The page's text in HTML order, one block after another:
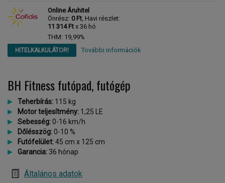
Online Áruhitel
Önrész: 0 Ft, Havi részlet:
11 314 Ft x 36 hó
THM: 19,99%
HITELKALKULÁTOR! További információk
BH Fitness futópad, futógép
Teherbírás: 115 kg
Motor teljesítmény: 1,25 LE
Sebesség:0-16 km/h
Dőlésszög:0-10 %
Futófelület:45 cm x 125 cm
Garancia: 36 hónap
Általános adatok